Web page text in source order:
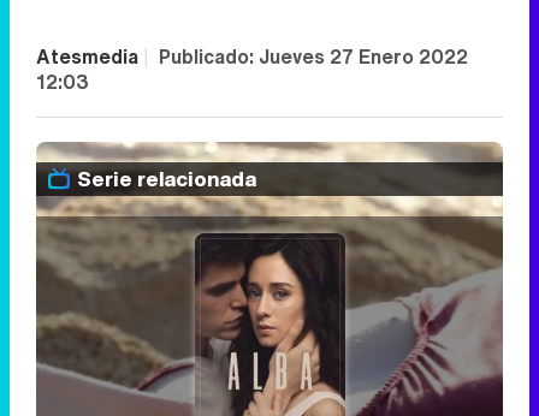
Atesmedia | Publicado: Jueves 27 Enero 2022
12:03
Serie relacionada